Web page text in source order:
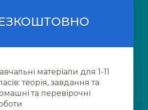
матеріали для 1-11
теорія, завдання та
та перевірочні